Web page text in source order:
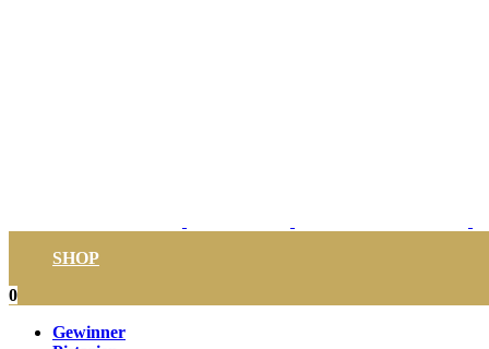
SHOP
0
Gewinner